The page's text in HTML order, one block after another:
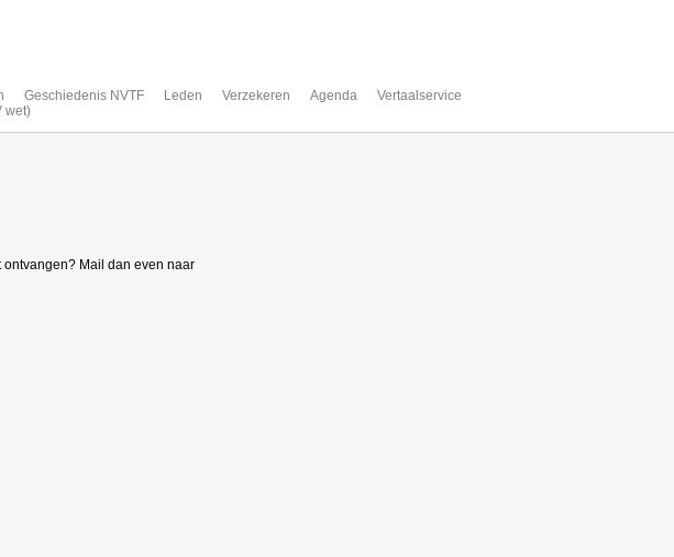
Geschiedenis NVTF Leden Verzekeren Agenda
Vertaalservice
wet)
Mail dan even naar